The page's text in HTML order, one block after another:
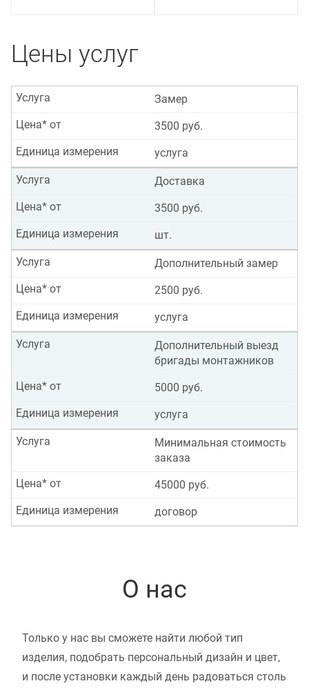
Цены услуг
Замер
Услуга
3500 руб.
Цена* от
услуга
Единица измерения
Доставка
Услуга
3500 руб.
Цена* от
шт.
Единица измерения
Дополнительный замер
Услуга
2500 руб.
Цена* от
услуга
Единица измерения
Дополнительный выезд
бригады монтажников
Услуга
5000 руб.
Цена* от
услуга
Единица измерения
Минимальная стоимость
заказа
Услуга
45000 руб.
Цена* от
договор
Единица измерения
О нас
Только у нас вы сможете найти любой тип
изделия, подобрать персональный дизайн и цвет,
и после установки каждый день радоваться столь